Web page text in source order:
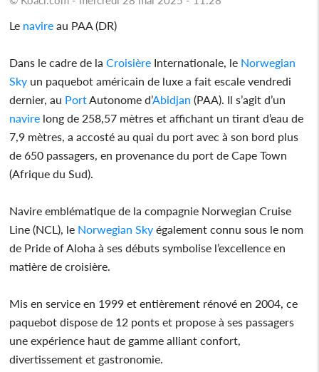
Le navire au PAA (DR)
Dans le cadre de laCroisière Internationale, le Norwegian
Sky un paquebot américain de luxe a fait escale vendredi
dernier, au Port Autonome d’Abidjan (PAA). Il s’agit d’un
navire long de 258,57 mètres et affichant un tirant d’eau de
7,9 mètres, a accosté au quai du port avec à son bord plus
de 650 passagers, en provenance du port de Cape Town
(Afrique du Sud).
Navire emblématique de la compagnie Norwegian Cruise
Line (NCL), le Norwegian Sky également connu sous le nom
de Pride of Aloha à ses débuts symbolise l’excellence en
matière de croisière.
Mis en service en 1999 et entièrement rénové en 2004, ce
paquebot dispose de 12 ponts et propose à ses passagers
une expérience haut de gamme alliant confort,
divertissement et gastronomie.